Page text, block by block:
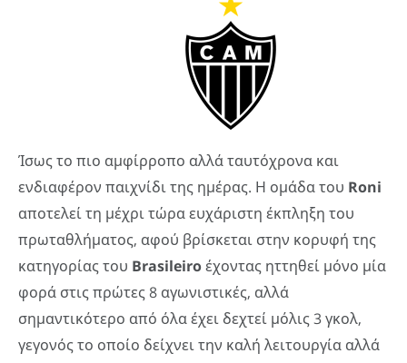
Ίσως το πιο αμφίρροπο αλλά ταυτόχρονα και
ενδιαφέρον παιχνίδι της ημέρας. Η ομάδα του Roni
αποτελεί τη μέχρι τώρα ευχάριστη έκπληξη του
πρωταθλήματος, αφού βρίσκεται στην κορυφή της
κατηγορίας του Brasileiroέχοντας ηττηθεί μόνο μία
φορά στις πρώτες 8 αγωνιστικές, αλλά
σημαντικότερο από όλα έχει δεχτεί μόλις 3 γκολ,
γεγονός το οποίο δείχνει την καλή λειτουργία αλλά